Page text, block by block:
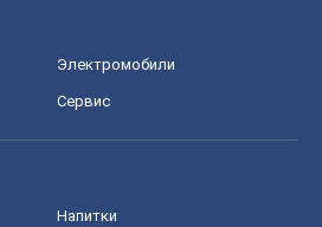
Электромобили
Сервис
Напитки